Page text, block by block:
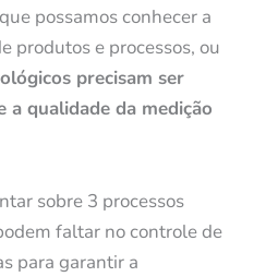
possamos conhecer a
produtos e processos, ou
precisam ser
a qualidade da medição
sobre 3 processos
faltar no controle de
para garantir a